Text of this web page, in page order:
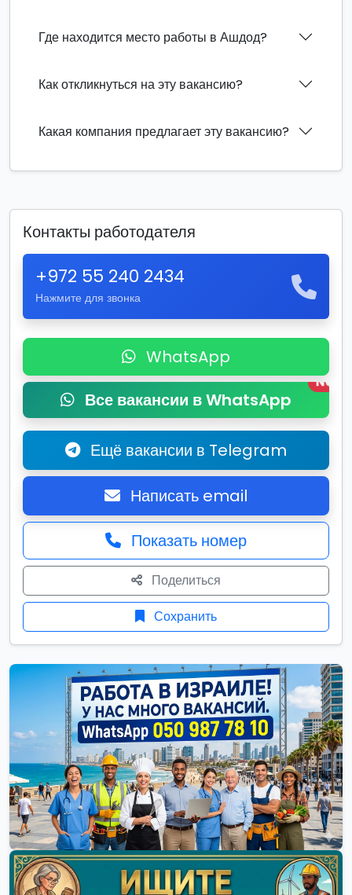
Где находится место работы в Ашдод?
Как откликнуться на эту вакансию?
Какая компания предлагает эту вакансию?
Контакты работодателя
+972 55 240 2434
Нажмите для звонка
WhatsApp
Все вакансии в WhatsApp
New
Ещё вакансии в Telegram
Написать email
Показать номер
Поделиться
Сохранить